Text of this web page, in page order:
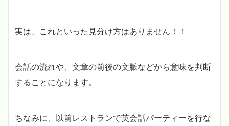
実は、これといった見分け方はありません！！
会話の流れや、文章の前後の文脈などから意味を判断
することになります。
ちなみに、以前レストランで英会話パーティーを行な